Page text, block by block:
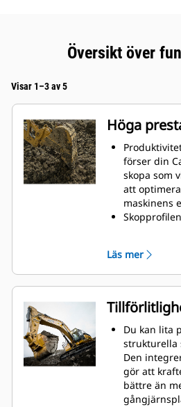
Översikt över
Visar 1–3 av 5
Höga
förser din
skopa som
att
maskinens
frigång
botten inte
grävning.
utformade
material
maskinens
Lasta mer
Skopans
håller de
Läs mer
Du kan lita
strukturella
Den
gör att
bättre än